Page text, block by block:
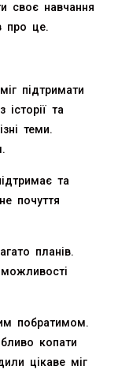
своє навчання
про це.
підтримати
та
теми.
та
почуття
планів.
побратимом.
копати
цікаве міг